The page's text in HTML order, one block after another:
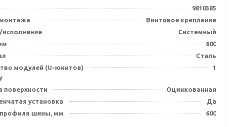
9810385
Винтовое крепление
Системный
600
Сталь
модулей (U-юнитов)
1
поверхности
Оцинкованная
установка
Да
шины, мм
600